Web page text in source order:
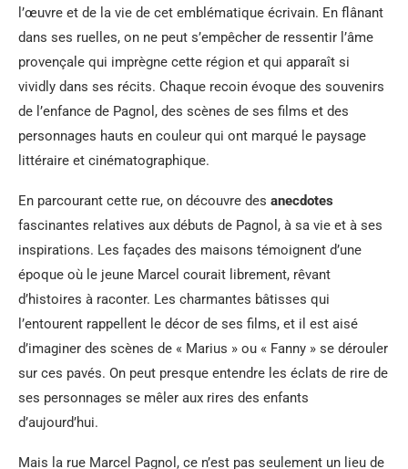
l’œuvre et de la vie de cet emblématique écrivain. En flânant
dans ses ruelles, on ne peut s’empêcher de ressentir l’âme
provençale qui imprègne cette région et qui apparaît si
vividly dans ses récits. Chaque recoin évoque des souvenirs
de l’enfance de Pagnol, des scènes de ses films et des
personnages hauts en couleur qui ont marqué le paysage
littéraire et cinématographique.
En parcourant cette rue, on découvre des anecdotes
fascinantes relatives aux débuts de Pagnol, à sa vie et à ses
inspirations. Les façades des maisons témoignent d’une
époque où le jeune Marcel courait librement, rêvant
d’histoires à raconter. Les charmantes bâtisses qui
l’entourent rappellent le décor de ses films, et il est aisé
d’imaginer des scènes de « Marius » ou « Fanny » se dérouler
sur ces pavés. On peut presque entendre les éclats de rire de
ses personnages se mêler aux rires des enfants
d’aujourd’hui.
Mais la rue Marcel Pagnol, ce n’est pas seulement un lieu de